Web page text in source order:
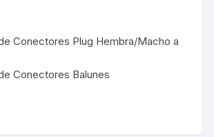
Conectores Plug Hembra/Macho a
Conectores Balunes